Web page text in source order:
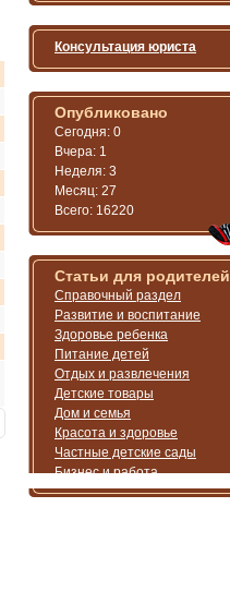
Консультация юриста
Опубликовано
Сегодня: 0
Вчера: 1
Неделя: 3
Месяц: 27
Всего: 16220
Статьи для родителей
Справочный раздел
Развитие и воспитание
Здоровье ребенка
Питание детей
Отдых и развлечения
Детские товары
Дом и семья
Красота и здоровье
Частные детские сады
Бизнес и работа